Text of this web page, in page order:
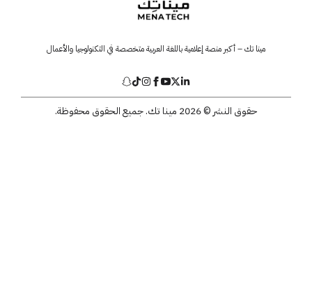
مينا تك – أكبر منصة إعلامية باللغة العربية متخصصة في التكنولوجيا والأعمال
حقوق النشر © 2026 مينا تك. جميع الحقوق محفوظة.